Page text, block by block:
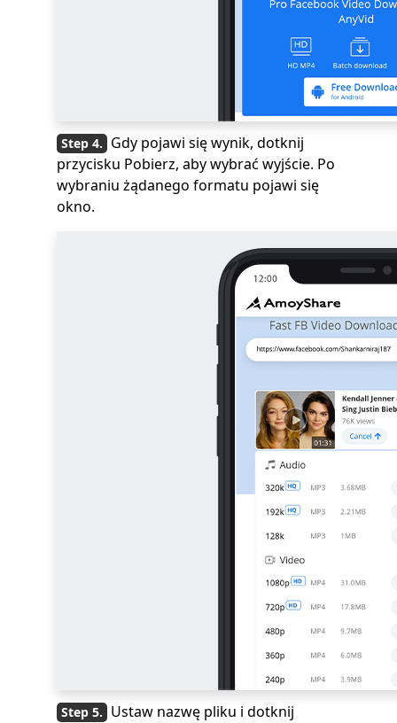
Gdy pojawi się wynik, dotknij
przycisku Pobierz, aby wybrać wyjście. Po
wybraniu żądanego formatu pojawi się
okno.
Ustaw nazwę pliku i dotknij